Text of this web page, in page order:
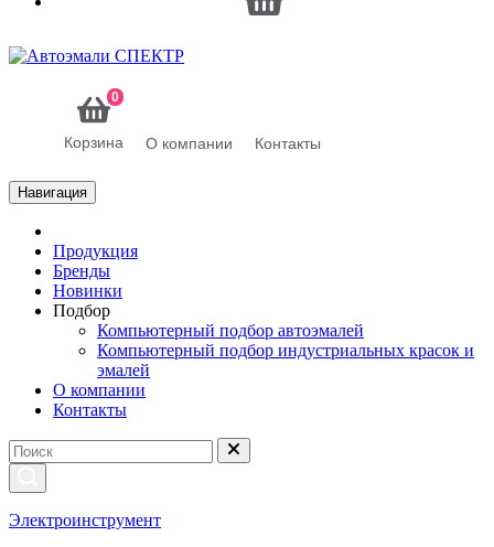
0
Корзина О компании Контакты
Навигация
Продукция
Бренды
Новинки
Подбор
Компьютерный подбор автоэмалей
Компьютерный подбор индустриальных красок и
эмалей
О компании
Контакты
Электроинструмент